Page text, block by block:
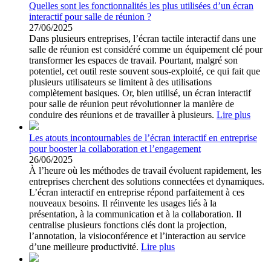
Quelles sont les fonctionnalités les plus utilisées d’un écran
interactif pour salle de réunion ?
27/06/2025
Dans plusieurs entreprises, l’écran tactile interactif dans une
salle de réunion est considéré comme un équipement clé pour
transformer les espaces de travail. Pourtant, malgré son
potentiel, cet outil reste souvent sous-exploité, ce qui fait que
plusieurs utilisateurs se limitent à des utilisations
complètement basiques. Or, bien utilisé, un écran interactif
pour salle de réunion peut révolutionner la manière de
conduire des réunions et de travailler à plusieurs. Lire plus
Les atouts incontournables de l’écran interactif en entreprise
pour booster la collaboration et l’engagement
26/06/2025
À l’heure où les méthodes de travail évoluent rapidement, les
entreprises cherchent des solutions connectées et dynamiques.
L’écran interactif en entreprise répond parfaitement à ces
nouveaux besoins. Il réinvente les usages liés à la
présentation, à la communication et à la collaboration. Il
centralise plusieurs fonctions clés dont la projection,
l’annotation, la visioconférence et l’interaction au service
d’une meilleure productivité. Lire plus